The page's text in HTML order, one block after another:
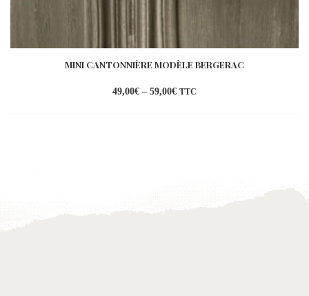
MINI CANTONNIÈRE MODÈLE BERGERAC
49,00€ – 59,00€ TTC